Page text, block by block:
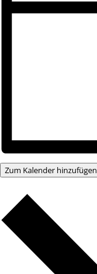
Zum Kalender hinzufügen